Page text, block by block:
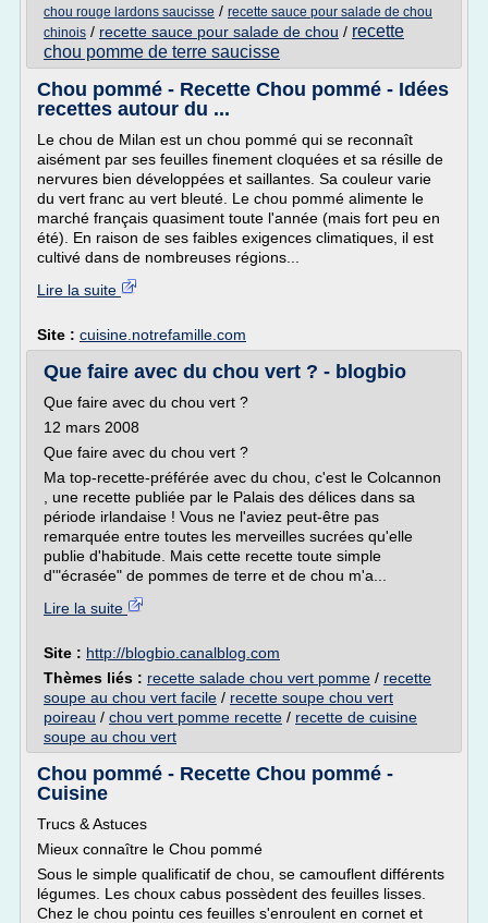
chou rouge lardons saucisse / recette sauce pour salade de chou
chinois / recette sauce pour salade de chou / recette
chou pomme de terre saucisse
Chou pommé - Recette Chou pommé - Idées
recettes autour du ...
Le chou de Milan est un chou pommé qui se reconnaît
aisément par ses feuilles finement cloquées et sa résille de
nervures bien développées et saillantes. Sa couleur varie
du vert franc au vert bleuté. Le chou pommé alimente le
marché français quasiment toute l'année (mais fort peu en
été). En raison de ses faibles exigences climatiques, il est
cultivé dans de nombreuses régions...
Lire la suite
Site : cuisine.notrefamille.com
Que faire avec du chou vert ? - blogbio
Que faire avec du chou vert ?
12 mars 2008
Que faire avec du chou vert ?
Ma top-recette-préférée avec du chou, c'est le Colcannon
, une recette publiée par le Palais des délices dans sa
période irlandaise ! Vous ne l'aviez peut-être pas
remarquée entre toutes les merveilles sucrées qu'elle
publie d'habitude. Mais cette recette toute simple
d'"écrasée" de pommes de terre et de chou m'a...
Lire la suite
Site : http://blogbio.canalblog.com
Thèmes liés : recette salade chou vert pomme / recette
soupe au chou vert facile / recette soupe chou vert
poireau / chou vert pomme recette / recette de cuisine
soupe au chou vert
Chou pommé - Recette Chou pommé -
Cuisine
Trucs & Astuces
Mieux connaître le Chou pommé
Sous le simple qualificatif de chou, se camouflent différents
légumes. Les choux cabus possèdent des feuilles lisses.
Chez le chou pointu ces feuilles s'enroulent en cornet et